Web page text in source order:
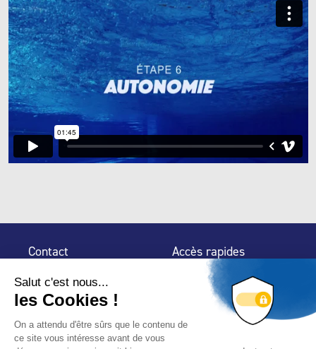
Contact
32 rue de Mogador
75 009 Paris
Accès rapides
Espace Presse
Trouver un
professionnel